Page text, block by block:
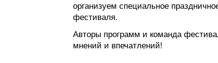
организуем специальное
фестиваля.
Авторы программ и команда
мнений и впечатлений!